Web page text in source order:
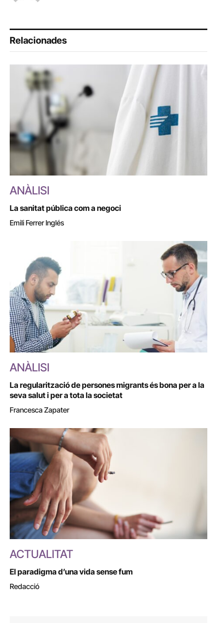
Relacionades
ANÀLISI
La sanitat pública com a negoci
Emili Ferrer Inglés
ANÀLISI
La regularització de persones migrants és bona per a la
seva salut i per a tota la societat
Francesca Zapater
ACTUALITAT
El paradigma d’una vida sense fum
Redacció